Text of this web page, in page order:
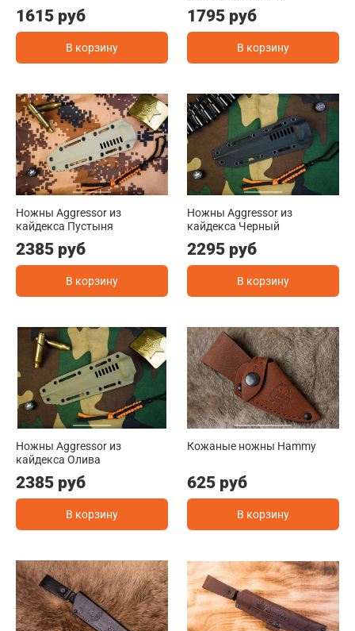
1615 руб
В корзину
1795 руб
В корзину
Ножны Aggressor из
кайдекса Пустыня
2385 руб
В корзину
Ножны Aggressor из
кайдекса Черный
2295 руб
В корзину
Ножны Aggressor из
кайдекса Олива
2385 руб
В корзину
Кожаные ножны Hammy
625 руб
В корзину